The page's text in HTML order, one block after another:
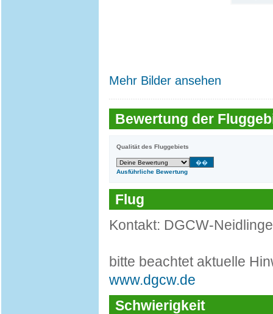
Mehr Bilder ansehen
Bewertung der
Qualität des Fluggebiets
Ausführliche Bewertung
Flug
Kontakt: DGCW-
bitte beachtet aktuelle
www.dgcw.de
Schwierigkeit